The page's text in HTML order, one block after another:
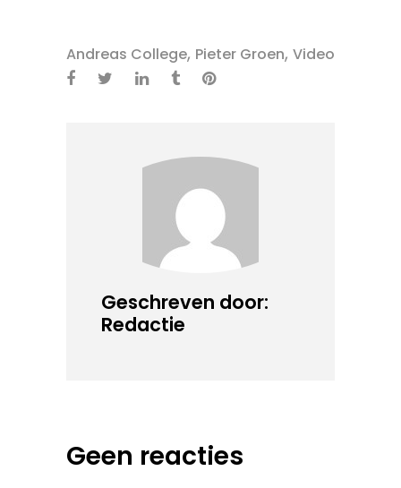
Andreas College, Pieter Groen, Video
Geschreven door:
Redactie
Geen reacties